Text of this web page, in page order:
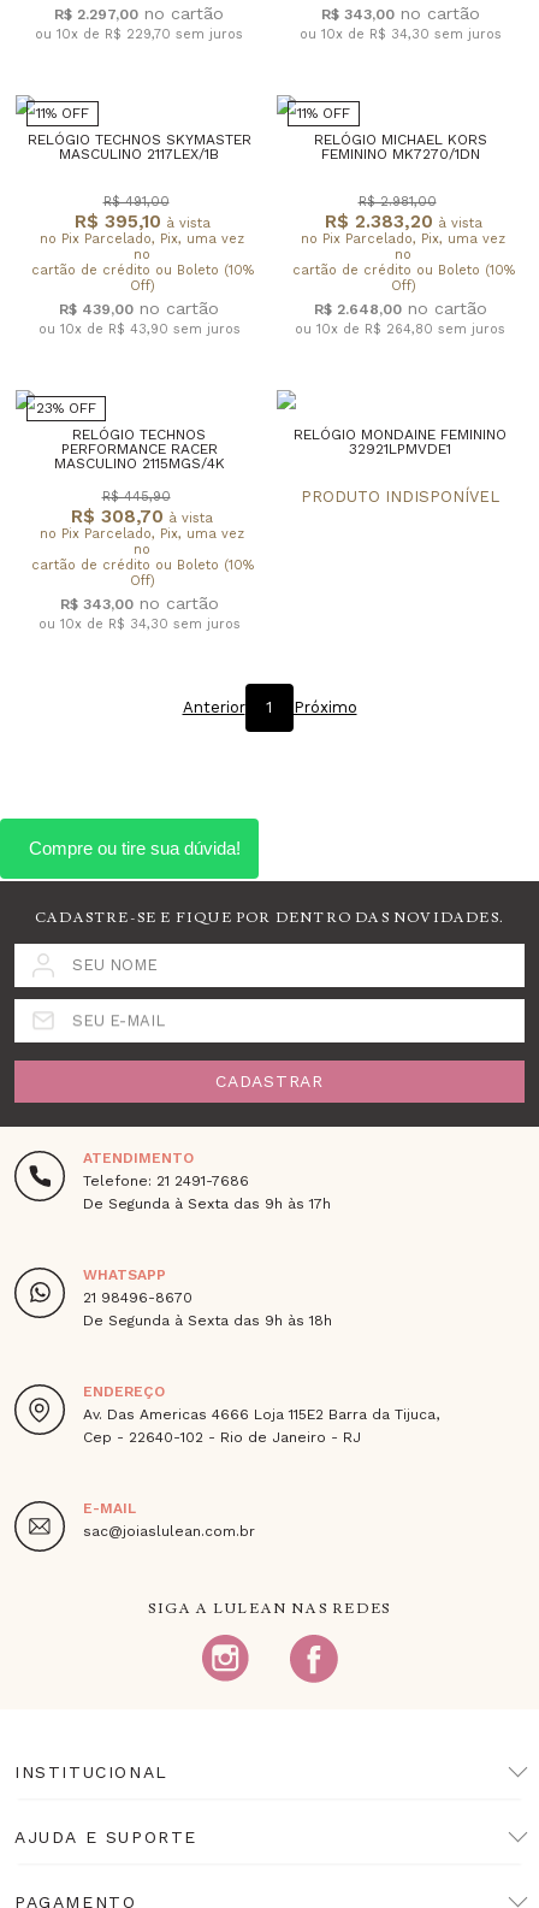
R$ 2.297,00
ou 10x de R$ 229,70 sem juros
R$ 343,00
ou 10x de R$ 34,30 sem juros
11% OFF
RELÓGIO TECHNOS SKYMASTER
MASCULINO 2117LEX/1B
R$ 395,10 à vista
no Pix Parcelado, Pix, uma vez
no
cartão de crédito ou Boleto (10%
Off)
R$ 491,00
R$ 439,00
ou 10x de R$ 43,90 sem juros
11% OFF
RELÓGIO MICHAEL KORS
FEMININO MK7270/1DN
R$ 2.383,20 à vista
no Pix Parcelado, Pix, uma vez
no
cartão de crédito ou Boleto (10%
Off)
R$ 2.981,00
R$ 2.648,00
ou 10x de R$ 264,80 sem juros
23% OFF
RELÓGIO TECHNOS
PERFORMANCE RACER
MASCULINO 2115MGS/4K
R$ 308,70 à vista
no Pix Parcelado, Pix, uma vez
no
cartão de crédito ou Boleto (10%
Off)
R$ 445,90
R$ 343,00
ou 10x de R$ 34,30 sem juros
RELÓGIO MONDAINE FEMININO
32921LPMVDE1
Anterior 1 Próximo
CADASTRE-SE E FIQUE POR DENTRO DAS NOVIDADES.
SEU NOME
SEU E-MAIL
CADASTRAR
ATENDIMENTO
Telefone: 21 2491-7686
De Segunda à Sexta das 9h às 17h
WHATSAPP
21 98496-8670
De Segunda à Sexta das 9h às 18h
ENDEREÇO
Av. Das Americas 4666 Loja 115E2 Barra da Tijuca,
Cep - 22640-102 - Rio de Janeiro - RJ
E-MAIL
sac@joiaslulean.com.br
SIGA A LULEAN NAS REDES
INSTITUCIONAL
AJUDA E SUPORTE
PAGAMENTO